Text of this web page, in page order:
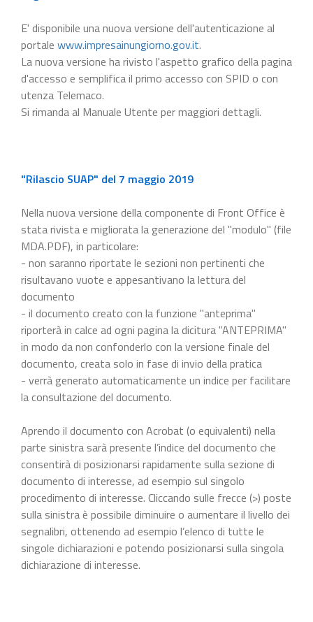
E' disponibile una nuova versione dell'autenticazione al
portale www.impresainungiorno.gov.it.
La nuova versione ha rivisto l'aspetto grafico della pagina
d'accesso e semplifica il primo accesso con SPID o con
utenza Telemaco.
Si rimanda al Manuale Utente per maggiori dettagli.
"Rilascio SUAP" del 7 maggio 2019
Nella nuova versione della componente di Front Office è
stata rivista e migliorata la generazione del "modulo" (file
MDA.PDF), in particolare:
- non saranno riportate le sezioni non pertinenti che
risultavano vuote e appesantivano la lettura del
documento
- il documento creato con la funzione "anteprima"
riporterà in calce ad ogni pagina la dicitura "ANTEPRIMA"
in modo da non confonderlo con la versione finale del
documento, creata solo in fase di invio della pratica
- verrà generato automaticamente un indice per facilitare
la consultazione del documento.
Aprendo il documento con Acrobat (o equivalenti) nella
parte sinistra sarà presente l’indice del documento che
consentirà di posizionarsi rapidamente sulla sezione di
documento di interesse, ad esempio sul singolo
procedimento di interesse. Cliccando sulle frecce (>) poste
sulla sinistra è possibile diminuire o aumentare il livello dei
segnalibri, ottenendo ad esempio l’elenco di tutte le
singole dichiarazioni e potendo posizionarsi sulla singola
dichiarazione di interesse.